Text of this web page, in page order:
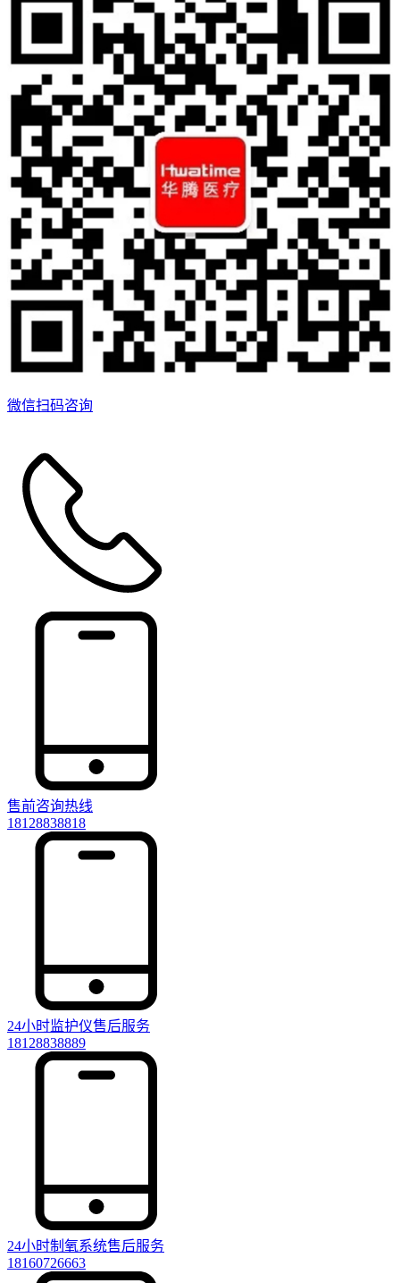
微信扫码咨询
售前咨询热线
18128838818
24小时监护仪售后服务
18128838889
24小时制氧系统售后服务
18160726663